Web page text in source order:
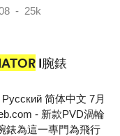
- 25k
I腕錶
简体中文 7月
- 新款PVD渦輪
錶為這一專門為飛行